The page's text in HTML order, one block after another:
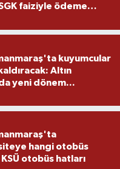
faiziyle ödeme
kuyumcular
Altın
yeni dönem...
hangi otobüs
otobüs hatları